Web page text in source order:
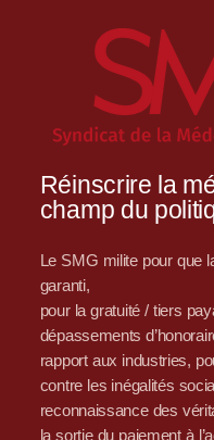
Réinscrire la
champ du
Le SMG milite pour que
garanti,
pour la gratuité / tiers
dépassements
rapport aux industries,
contre les inégalités
reconnaissance des
la sortie du paiement à